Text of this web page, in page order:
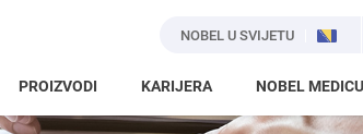
NOBEL U SVIJETU
PROIZVODI KARIJERA NOBEL